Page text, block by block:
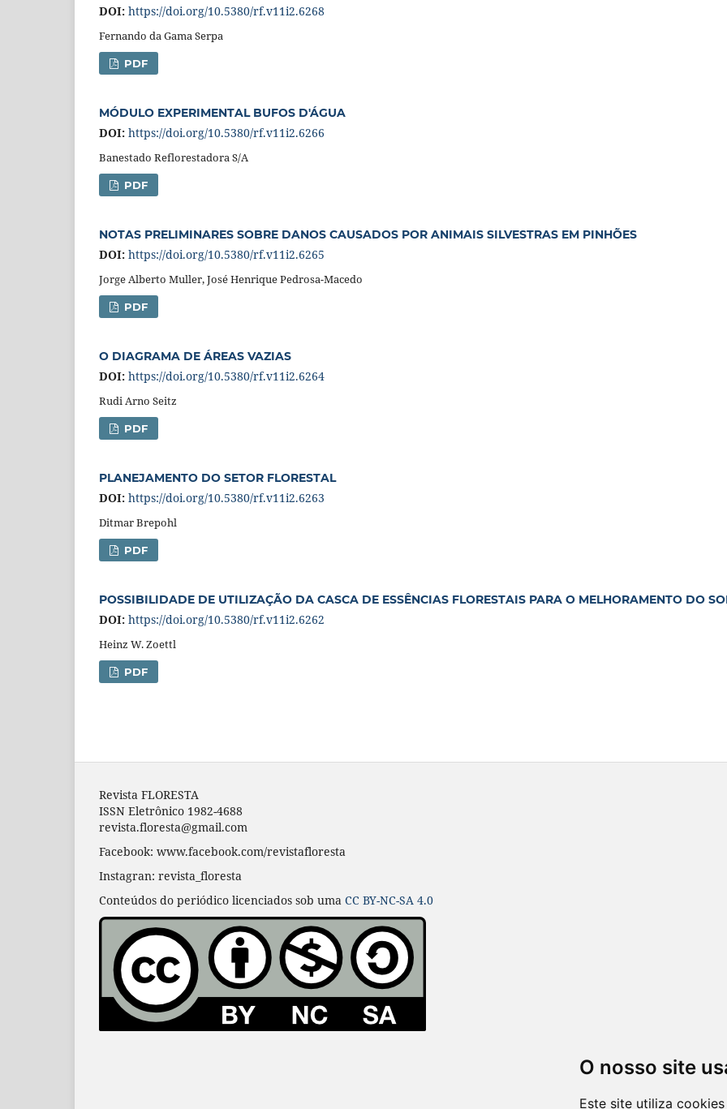
O nosso site
Este site utiliza
DOI: https://doi.org/10.5380/rf.v11i2.6268
Fernando da Gama Serpa
PDF
MÓDULO EXPERIMENTAL BUFOS D'ÁGUA
DOI: https://doi.org/10.5380/rf.v11i2.6266
Banestado Reflorestadora S/A
PDF
NOTAS PRELIMINARES SOBRE DANOS CAUSADOS POR ANIMAIS SILVESTRAS EM PINHÕES
DOI: https://doi.org/10.5380/rf.v11i2.6265
Jorge Alberto Muller, José Henrique Pedrosa-Macedo
PDF
O DIAGRAMA DE ÁREAS VAZIAS
DOI: https://doi.org/10.5380/rf.v11i2.6264
Rudi Arno Seitz
PDF
PLANEJAMENTO DO SETOR FLORESTAL
DOI: https://doi.org/10.5380/rf.v11i2.6263
Ditmar Brepohl
PDF
POSSIBILIDADE DE UTILIZAÇÃO DA CASCA DE ESSÊNCIAS FLORESTAIS PARA O MELHORAMENTO DO
DOI: https://doi.org/10.5380/rf.v11i2.6262
Heinz W. Zoettl
PDF
Revista FLORESTA
ISSN Eletrônico 1982-4688
revista.floresta@gmail.com
Facebook: www.facebook.com/revistafloresta
Instagran: revista_floresta
Conteúdos do periódico licenciados sob uma CC BY-NC-SA 4.0